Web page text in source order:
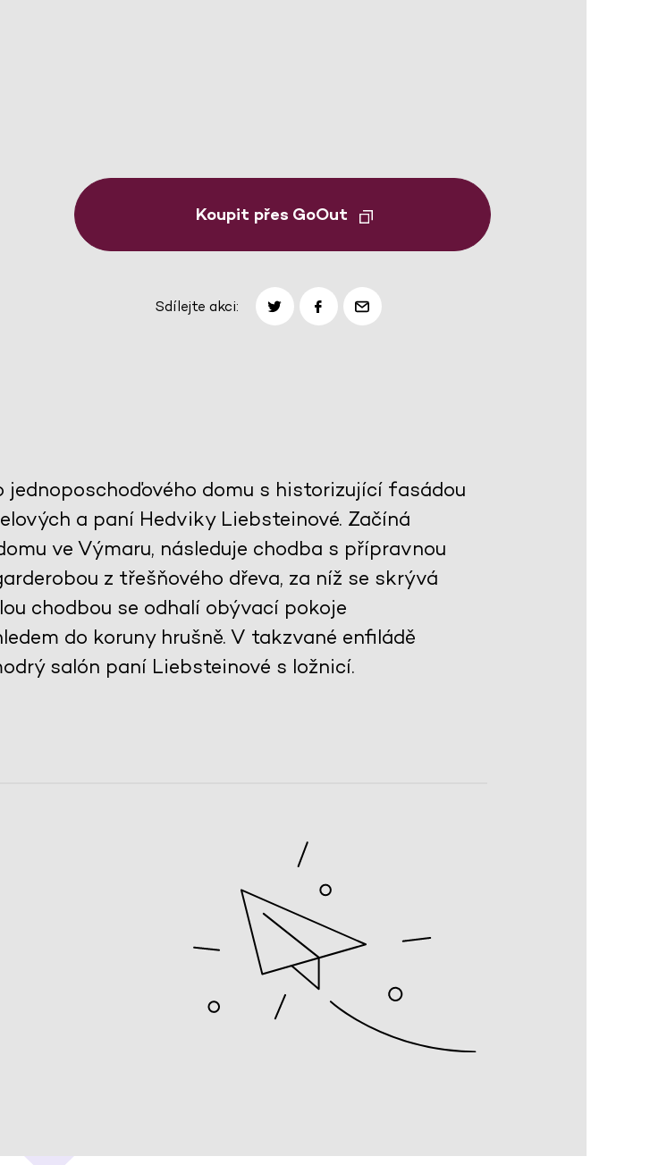
Koupit přes GoOut
Sdílejte akci:
domu s historizující fasádou
a paní Hedviky Liebsteinové. Začíná
ve Výmaru, následuje chodba s přípravnou
z třešňového dřeva, za níž se skrývá
chodbou se odhalí obývací pokoje
do koruny hrušně. V takzvané enfiládě
salón paní Liebsteinové s ložnicí.